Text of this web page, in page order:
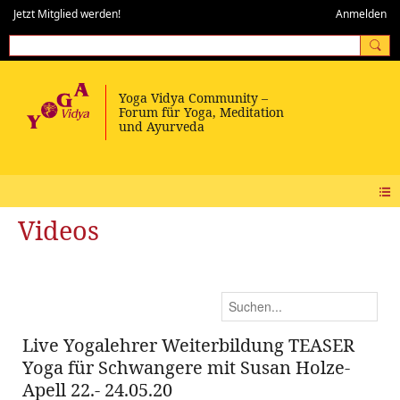
Jetzt Mitglied werden! Anmelden
Videos
Live Yogalehrer Weiterbildung TEASER
Yoga für Schwangere mit Susan Holze-
Apell 22.- 24.05.20